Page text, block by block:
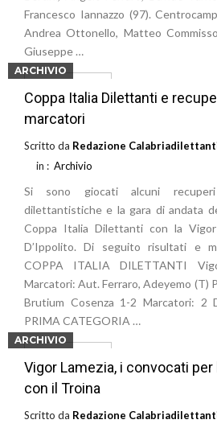
Francesco Iannazzo (97).
Andrea Ottonello, Matteo
Giuseppe …
ARCHIVIO
Coppa Italia Dilettanti e
marcatori
Scritto da Redazione
in : Archivio
Si sono giocati alcuni
dilettantistiche e la gara di andata
Coppa Italia Dilettanti con la Vigor
D’Ippolito. Di seguito risultati e
COPPA ITALIA DILETTANTI
Marcatori: Aut. Ferraro, Adeyemo (T)
Brutium Cosenza 1-2 Marcatori: 2
PRIMA CATEGORIA …
ARCHIVIO
Vigor Lamezia, i convocati per
con il Troina
Scritto da Redazione